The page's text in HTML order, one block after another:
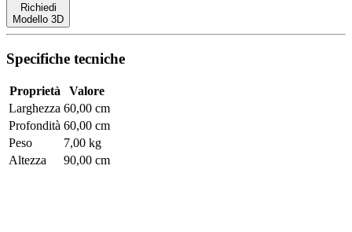
Richiedi
Modello 3D
Specifiche tecniche
Proprietà
Valore
Larghezza 60,00 cm
Profondità 60,00 cm
Peso
7,00 kg
Altezza
90,00 cm